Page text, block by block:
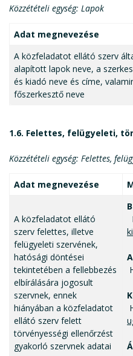
Közzétételi egység: Lapok
Adat megnevezése
A közfeladatot ellátó szerv
alapított lapok neve, a
és kiadó neve és címe,
főszerkesztő neve
1.6. Felettes, felügyeleti,
Közzétételi egység: Felettes,
Adat megnevezése
A közfeladatot ellátó
szerv felettes, illetve
felügyeleti szervének,
hatósági döntései
tekintetében a fellebbezés
elbírálására jogosult
szervnek, ennek
hiányában a közfeladatot
ellátó szerv felett
törvényességi ellenőrzést
gyakorló szervnek adatai